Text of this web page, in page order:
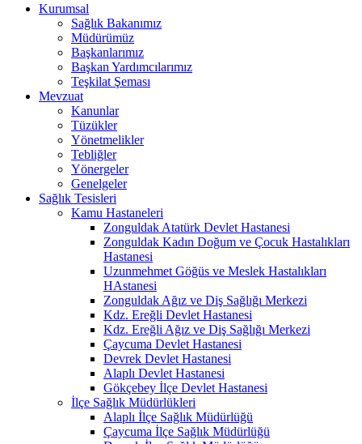
Kurumsal
Sağlık Bakanımız
Müdürümüz
Başkanlarımız
Başkan Yardımcılarımız
Teşkilat Şeması
Mevzuat
Kanunlar
Tüzükler
Yönetmelikler
Tebliğler
Yönergeler
Genelgeler
Sağlık Tesisleri
Kamu Hastaneleri
Zonguldak Atatürk Devlet Hastanesi
Zonguldak Kadın Doğum ve Çocuk Hastalıkları
Hastanesi
Uzunmehmet Göğüs ve Meslek Hastalıkları
HAstanesi
Zonguldak Ağız ve Diş Sağlığı Merkezi
Kdz. Ereğli Devlet Hastanesi
Kdz. Ereğli Ağız ve Diş Sağlığı Merkezi
Çaycuma Devlet Hastanesi
Devrek Devlet Hastanesi
Alaplı Devlet Hastanesi
Gökçebey İlçe Devlet Hastanesi
İlçe Sağlık Müdürlükleri
Alaplı İlçe Sağlık Müdürlüğü
Çaycuma İlçe Sağlık Müdürlüğü